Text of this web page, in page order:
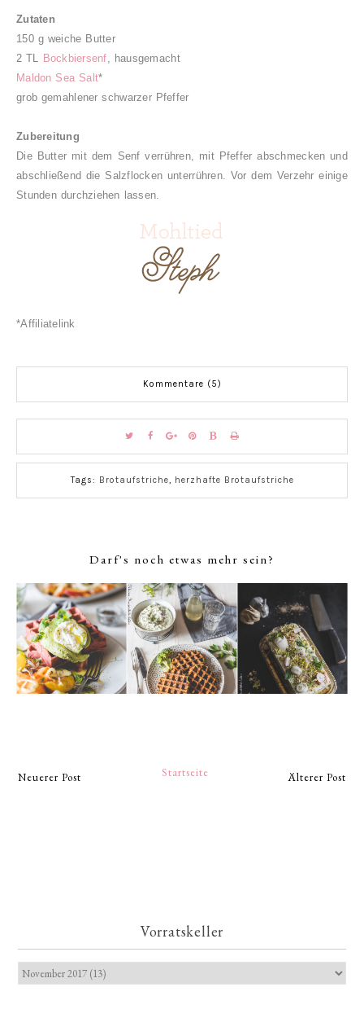
Zutaten
150 g weiche Butter
2 TL Bockbiersenf, hausgemacht
Maldon Sea Salt*
grob gemahlener schwarzer Pfeffer
Zubereitung
Die Butter mit dem Senf verrühren, mit Pfeffer abschmecken und
abschließend die Salzflocken unterrühren. Vor dem Verzehr einige
Stunden durchziehen lassen.
*Affiliatelink
Kommentare (5)
Tags: Brotaufstriche, herzhafte Brotaufstriche
Darf's noch etwas mehr sein?
Neuerer Post Älterer Post
Startseite
Vorratskeller